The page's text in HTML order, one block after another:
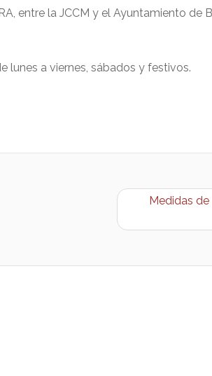
entre la JCCM y el Ayuntamiento de
lunes a viernes, sábados y festivos.
Medidas